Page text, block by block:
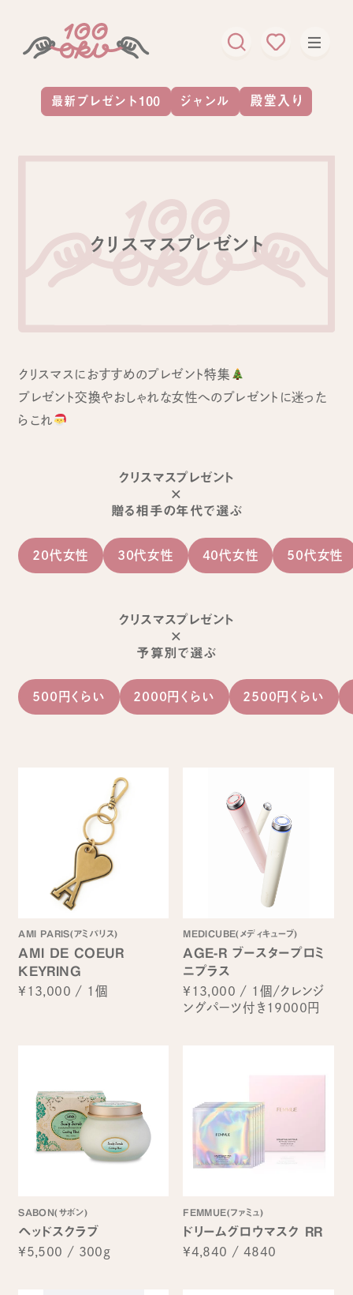
クリスマスプレゼント
クリスマスにおすすめのプレゼント特集
プレゼント交換やおしゃれな女性へのプレゼントに迷った
らこれ
クリスマスプレゼント
×
贈る相手の年代で選ぶ
20代女性 30代女性 40代女性 50代女性
クリスマスプレゼント
×
予算別で選ぶ
500円くらい 2000円くらい 2500円くらい
AMI PARIS(アミパリス)
AMI DE COEUR
KEYRING
¥13,000 / 1個
MEDICUBE(メディキューブ)
AGE-R ブースタープロミ
ニプラス
¥13,000 / 1個/クレンジ
ングパーツ付き19000円
SABON(サボン)
ヘッドスクラブ
¥5,500 / 300g
FEMMUE(ファミュ)
ドリームグロウマスク RR
¥4,840 / 4840